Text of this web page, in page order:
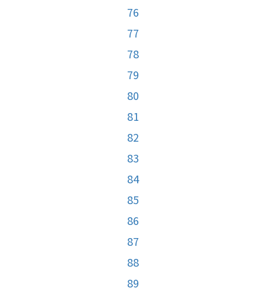
76
77
78
79
80
81
82
83
84
85
86
87
88
89